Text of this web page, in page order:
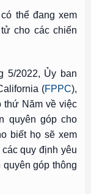
có thể đang xem
cho các chiến
5/2022, Ủy ban
(FPPC),
thứ Năm về việc
quyên góp cho
biết họ sẽ xem
quy định yêu
góp thông